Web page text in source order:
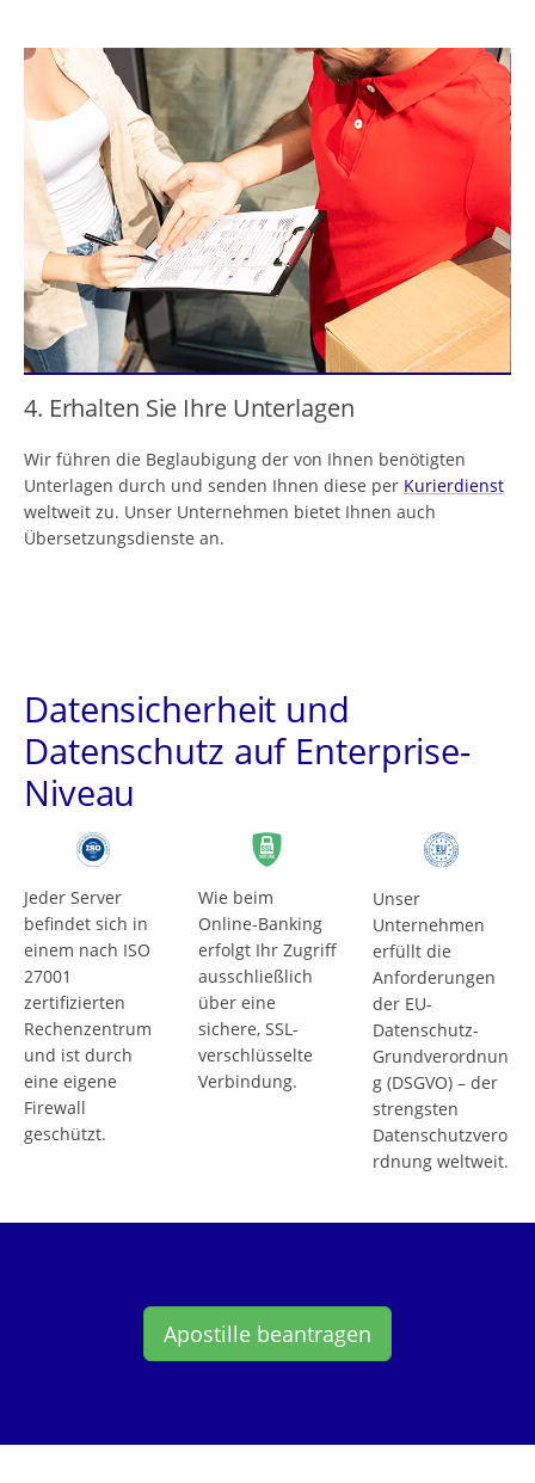
4. Erhalten Sie Ihre Unterlagen
Wir führen die Beglaubigung der von Ihnen benötigten
Unterlagen durch und senden Ihnen diese per Kurierdienst
weltweit zu. Unser Unternehmen bietet Ihnen auch
Übersetzungsdienste an.
Datensicherheit und
Datenschutz auf Enterprise-
Niveau
Jeder Server
befindet sich in
einem nach ISO
27001
zertifizierten
Rechenzentrum
und ist durch
eine eigene
Firewall
geschützt.
Wie beim
Online-Banking
erfolgt Ihr Zugriff
ausschließlich
über eine
sichere, SSL-
verschlüsselte
Verbindung.
Unser
Unternehmen
erfüllt die
Anforderungen
der EU-
Datenschutz-
Grundverordnun
g (DSGVO) – der
strengsten
Datenschutzvero
rdnung weltweit.
Apostille beantragen